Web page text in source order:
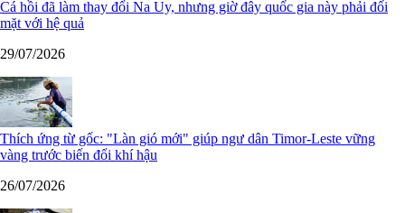
Cá hồi đã làm thay đổi Na Uy, nhưng giờ đây quốc gia này phải đối
mặt với hệ quả
29/07/2026
Thích ứng từ gốc: "Làn gió mới" giúp ngư dân Timor-Leste vững
vàng trước biến đổi khí hậu
26/07/2026